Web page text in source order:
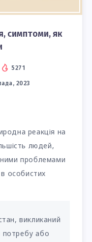
симптоми, як
5271
2023
реакція на
людей,
проблемами
особистих
викликаний
потребу або